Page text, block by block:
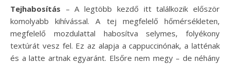
Tejhabosítás – A legtöbb kezdő itt találkozik először
komolyabb kihívással. A tej megfelelő hőmérsékleten,
megfelelő mozdulattal habosítva selymes, folyékony
textúrát vesz fel. Ez az alapja a cappuccinónak, a latténak
és a latte artnak egyaránt. Elsőre nem megy – de néhány